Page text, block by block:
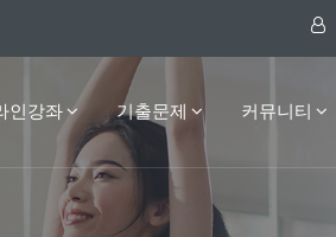
인강좌 기출문제 커뮤니티